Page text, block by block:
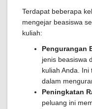
Terdapat beberapa
mengejar beasiswa
kuliah:
Pengurangan
jenis beasiswa
kuliah Anda.
dalam
Peningkatan
peluang ini